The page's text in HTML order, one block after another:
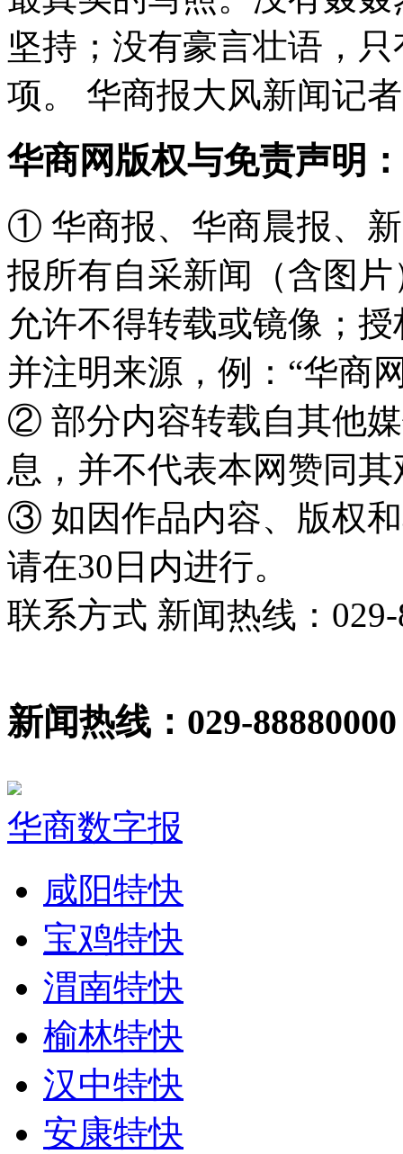
坚持；没有豪言壮语，
项。 华商报大风新闻记
华商网版权与免责声明：
① 华商报、华商晨报、
报所有自采新闻（含图
允许不得转载或镜像；
并注明来源，例：“华商
② 部分内容转载自其他
息，并不代表本网赞同
③ 如因作品内容、版权
请在30日内进行。
联系方式 新闻热线：029-
新闻热线：029-88880000
华商数字报
咸阳特快
宝鸡特快
渭南特快
榆林特快
汉中特快
安康特快